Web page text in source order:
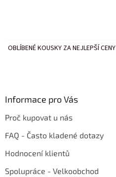
OBLÍBENÉ KOUSKY ZA NEJLEPŠÍ CENY
Informace pro Vás
Proč kupovat u nás
FAQ - Často kladené dotazy
Hodnocení klientů
Spolupráce - Velkoobchod